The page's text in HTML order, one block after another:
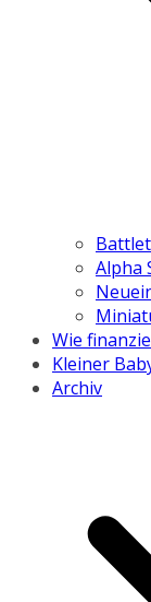
Alpha
Wie
Kleiner
Archiv